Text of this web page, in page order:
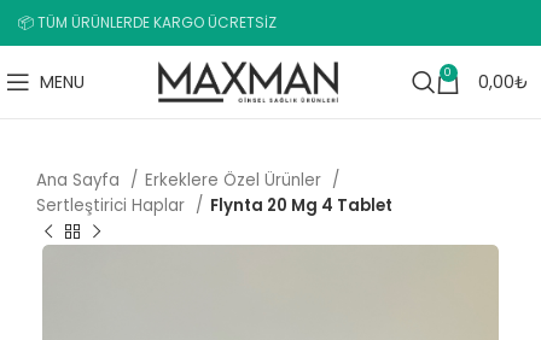
📦 TÜM ÜRÜNLERDE KARGO ÜCRETSİZ
MENU 0 0,00₺
Ana Sayfa
Erkeklere Özel Ürünler
Sertleştirici Haplar
Flynta 20 Mg 4 Tablet